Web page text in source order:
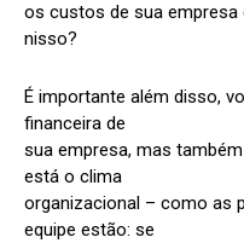
os custos de sua
nisso?
É importante além disso,
financeira de
sua empresa, mas
está o clima
organizacional – como as
equipe estão: se